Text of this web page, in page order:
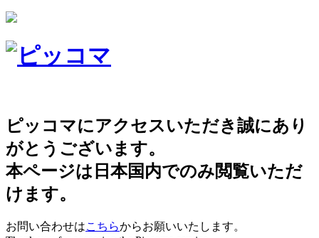
ピッコマにアクセスいただき誠にあり
がとうございます。
本ページは日本国内でのみ閲覧いただ
けます。
お問い合わせはこちらからお願いいたします。